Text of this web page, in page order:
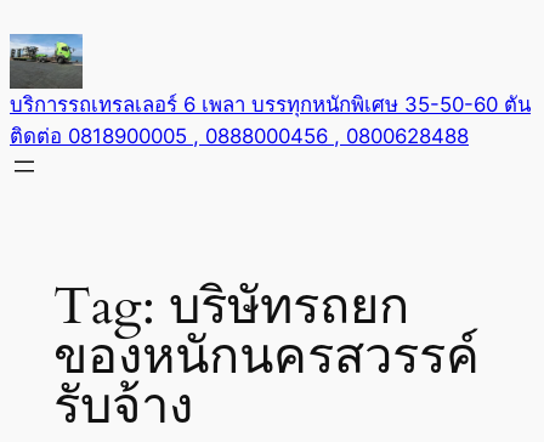
to
content
บริการรถเทรลเลอร์ 6 เพลา บรรทุกหนักพิเศษ 35-50-60 ตัน
ติดต่อ 0818900005 , 0888000456 , 0800628488
Tag: บริษัทรถยก
ของหนักนครสวรรค์
รับจ้าง